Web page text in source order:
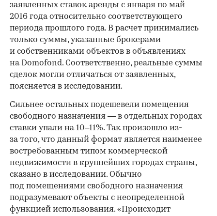
заявленных ставок аренды с января по май
2016 года относительно соответствующего
периода прошлого года. В расчет принимались
только суммы, указанные брокерами
и собственниками объектов в объявлениях
на Domofond. Соответственно, реальные суммы
сделок могли отличаться от заявленных,
поясняется в исследовании.
Сильнее остальных подешевели помещения
свободного назначения — в отдельных городах
ставки упали на 10–11%. Так произошло из-
за того, что данный формат является наименее
востребованным типом коммерческой
недвижимости в крупнейших городах страны,
сказано в исследовании. Обычно
под помещениями свободного назначения
подразумевают объекты с неопределенной
функцией использования. «Происходит